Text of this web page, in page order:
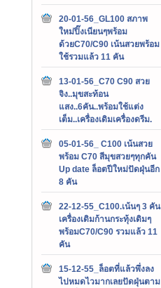
20-01-56_GL100 สภาพ
ใหม่ปิ๊งเนียนๆพร้อม
ด้วยC70/C90 เน้นสวยพร้อม
ใช้รวมแล้ว 11 คัน
13-01-56_C70 C90 สวย
จิง..มุขสะท้อน
แสง..6คัน..พร้อมใช้แต่ง
เต็ม..เครื่องเดิมเครื่องดรีม.
05-01-56_ C100 เน้นสวย
พร้อม C70 สีมุขสวยๆทุกคัน
Up date ล็อตปีใหม่ปัดฝุ่นอีก
8 คัน
22-12-55_C100.เน้นๆ 3 คัน
เครื่องเดิมก้านกระทุ้งเดิมๆ
พร้อมC70/C90 รวมแล้ว 11
คัน
15-12-55_ล็อตที่แล้วพึ่งลง
ไปหมดไวมากเลยปัดฝุ่นตาม